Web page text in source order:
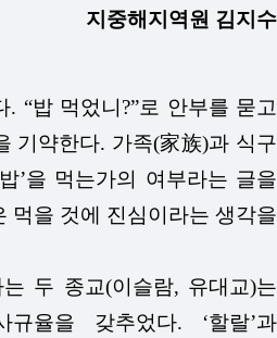
지중해지역원 김지수
“밥 먹었니?”로 안부를 묻고
기약한다. 가족(家族)과 식구
’을 먹는가의 여부라는 글을
먹을 것에 진심이라는 생각을
두 종교(이슬람, 유대교)는
율을 갖추었다. ‘할랄’과